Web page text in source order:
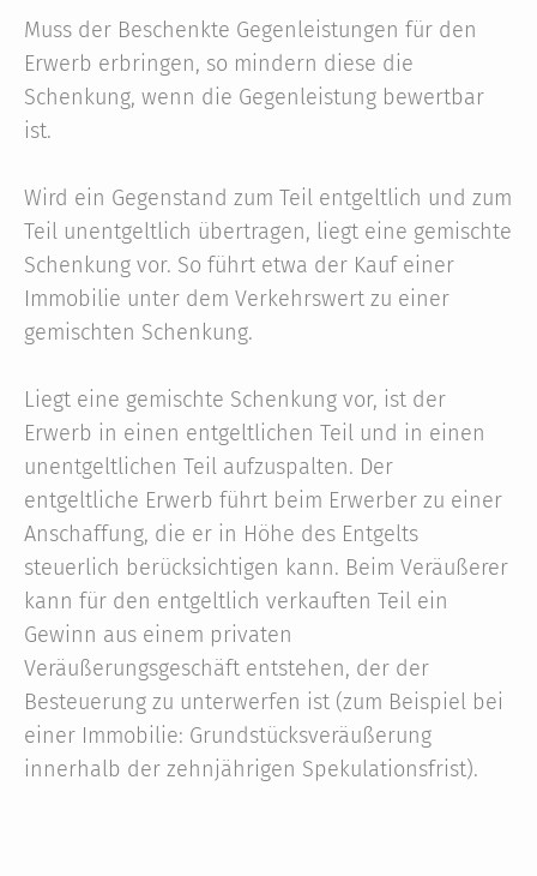
Muss der Beschenkte Gegenleistungen für den
Erwerb erbringen, so mindern diese die
Schenkung, wenn die Gegenleistung bewertbar
ist.
Wird ein Gegenstand zum Teil entgeltlich und zum
Teil unentgeltlich übertragen, liegt eine gemischte
Schenkung vor. So führt etwa der Kauf einer
Immobilie unter dem Verkehrswert zu einer
gemischten Schenkung.
Liegt eine gemischte Schenkung vor, ist der
Erwerb in einen entgeltlichen Teil und in einen
unentgeltlichen Teil aufzuspalten. Der
entgeltliche Erwerb führt beim Erwerber zu einer
Anschaffung, die er in Höhe des Entgelts
steuerlich berücksichtigen kann. Beim Veräußerer
kann für den entgeltlich verkauften Teil ein
Gewinn aus einem privaten
Veräußerungsgeschäft entstehen, der der
Besteuerung zu unterwerfen ist (zum Beispiel bei
einer Immobilie: Grundstücksveräußerung
innerhalb der zehnjährigen Spekulationsfrist).